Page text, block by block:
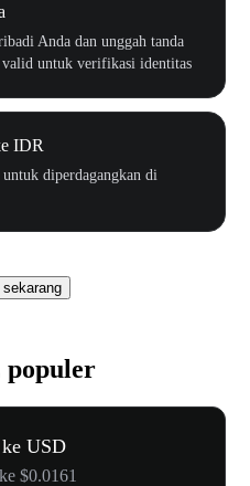
Anda dan unggah tanda
untuk verifikasi identitas
IDR
diperdagangkan di
USD
$0.0161